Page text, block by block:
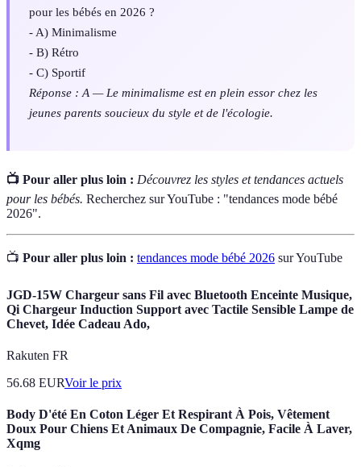
pour les bébés en 2026 ?
- A) Minimalisme
- B) Rétro
- C) Sportif
Réponse : A — Le minimalisme est en plein essor chez les
jeunes parents soucieux du style et de l'écologie.
📺 Pour aller plus loin : Découvrez les styles et tendances actuels
pour les bébés. Recherchez sur YouTube : "tendances mode bébé
2026".
📺 Pour aller plus loin : tendances mode bébé 2026 sur YouTube
JGD-15W Chargeur sans Fil avec Bluetooth Enceinte Musique,
Qi Chargeur Induction Support avec Tactile Sensible Lampe de
Chevet, Idée Cadeau Ado,
Rakuten FR
56.68 EURVoir le prix
Body D'été En Coton Léger Et Respirant À Pois, Vêtement
Doux Pour Chiens Et Animaux De Compagnie, Facile À Laver,
Xqmg